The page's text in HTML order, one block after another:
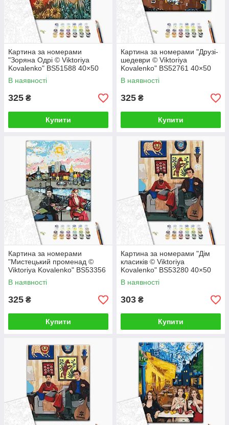
Картина за номерами
"Зоряна Одрі © Viktoriya
Kovalenko" BS51588 40×50
см
В наявності
325 ₴
Купити
Картина за номерами "Друзі-
шедеври © Viktoriya
Kovalenko" BS52761 40×50
см
В наявності
325 ₴
Купити
Картина за номерами
"Мистецький променад ©
Viktoriya Kovalenko" BS53356
40×50 см
В наявності
325 ₴
Купити
Картина за номерами "Дім
класиків © Viktoriya
Kovalenko" BS53280 40×50
см
В наявності
303 ₴
Купити